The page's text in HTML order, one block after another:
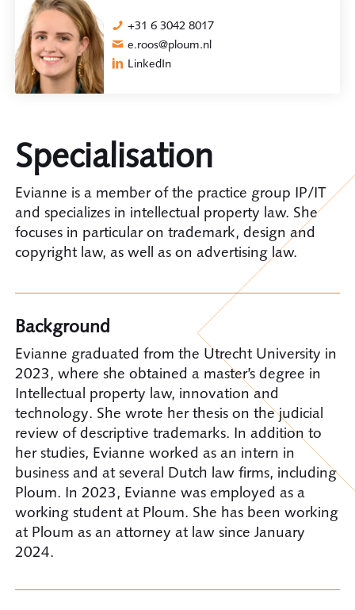
+31 6 3042 8017
e.roos@ploum.nl
LinkedIn
Specialisation
Evianne is a member of the practice group IP/IT
and specializes in intellectual property law. She
focuses in particular on trademark, design and
copyright law, as well as on advertising law.
Background
Evianne graduated from the Utrecht University in
2023, where she obtained a master’s degree in
Intellectual property law, innovation and
technology. She wrote her thesis on the judicial
review of descriptive trademarks. In addition to
her studies, Evianne worked as an intern in
business and at several Dutch law firms, including
Ploum. In 2023, Evianne was employed as a
working student at Ploum. She has been working
at Ploum as an attorney at law since January
2024.